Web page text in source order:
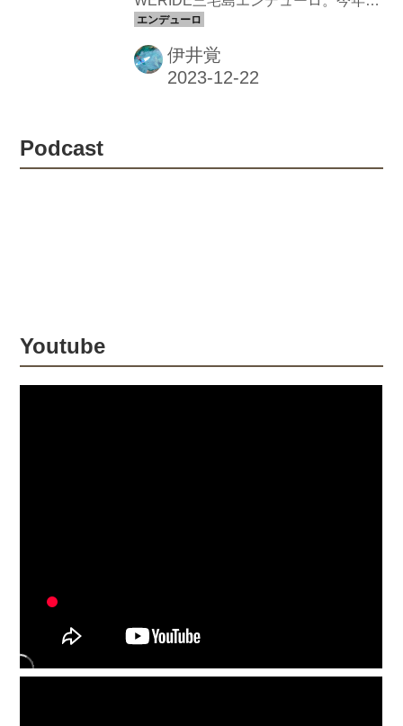
12回目を迎える本大会だが、毎年参加
者を変えながら大盛況のまま継続され
ている。今年は三宅島で生まれ育った
伊井覚
Podcast
Youtube